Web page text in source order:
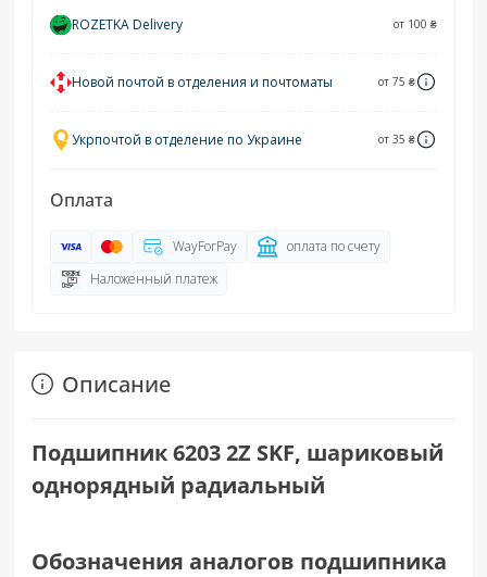
ROZETKA Delivery от 100 ₴
Новой почтой в отделения и почтоматы от 75 ₴
Укрпочтой в отделение по Украине от 35 ₴
Оплата
WayForPay
оплата по счету
Наложенный платеж
Описание
Подшипник 6203 2Z SKF, шариковый
однорядный радиальный
Обозначения аналогов подшипника